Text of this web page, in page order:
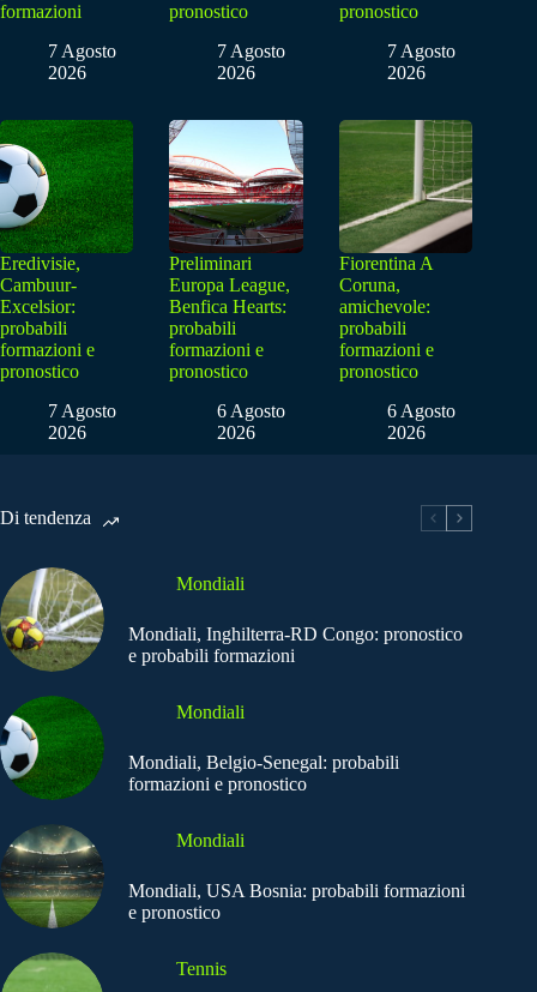
formazioni
7 Agosto
2026
pronostico
7 Agosto
2026
pronostico
7 Agosto
2026
Eredivisie,
Cambuur-
Excelsior:
probabili
formazioni e
pronostico
7 Agosto
2026
Preliminari
Europa League,
Benfica Hearts:
probabili
formazioni e
pronostico
6 Agosto
2026
Fiorentina A
Coruna,
amichevole:
probabili
formazioni e
pronostico
6 Agosto
2026
Di tendenza
Mondiali
Mondiali, Inghilterra-RD Congo: pronostico
e probabili formazioni
Mondiali
Mondiali, Belgio-Senegal: probabili
formazioni e pronostico
Mondiali
Mondiali, USA Bosnia: probabili formazioni
e pronostico
Tennis